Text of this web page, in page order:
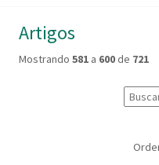
Artigos
Mostrando 581 a 600de 721